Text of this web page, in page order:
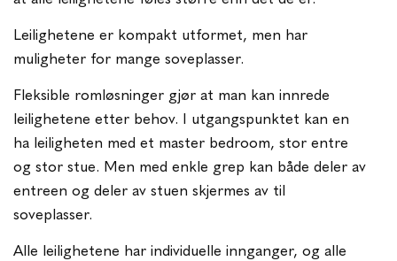
Leilighetene er kompakt utformet, men har
muligheter for mange soveplasser.
Fleksible romløsninger gjør at man kan innrede
leilighetene etter behov. I utgangspunktet kan en
ha leiligheten med et master bedroom, stor entre
og stor stue. Men med enkle grep kan både deler av
entreen og deler av stuen skjermes av til
soveplasser.
Alle leilighetene har individuelle innganger, og alle